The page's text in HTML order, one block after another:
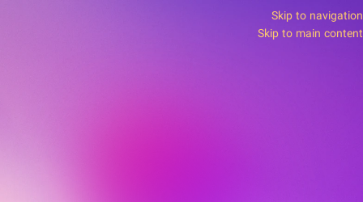
Skip to navigation
Skip to main content